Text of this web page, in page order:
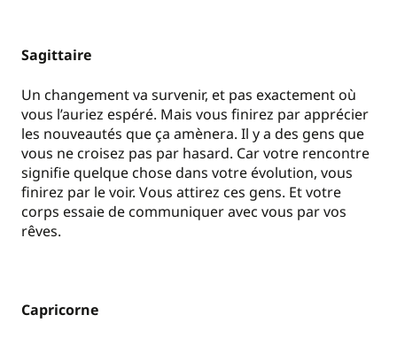
Sagittaire
Un changement va survenir, et pas exactement où
vous l’auriez espéré. Mais vous finirez par apprécier
les nouveautés que ça amènera. Il y a des gens que
vous ne croisez pas par hasard. Car votre rencontre
signifie quelque chose dans votre évolution, vous
finirez par le voir. Vous attirez ces gens. Et votre
corps essaie de communiquer avec vous par vos
rêves.
Capricorne